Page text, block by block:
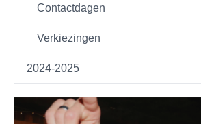
Contactdagen
Verkiezingen
2024-2025